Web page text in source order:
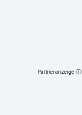
Partneranzeige ⓘ